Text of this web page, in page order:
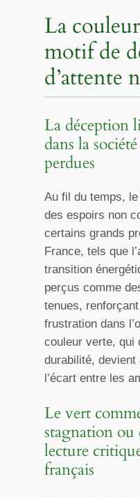
La
motif de
d’attente
La déception
dans la
perdues
Au fil du temps,
des espoirs non
certains grands
France, tels que
transition
perçus comme
tenues,
frustration dans
couleur verte, qui
durabilité, devient
l’écart entre les
Le vert
stagnation ou
lecture
français